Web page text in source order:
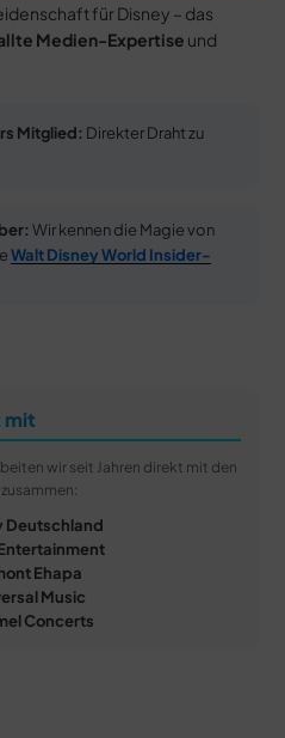
für Disney – das
Medien-Expertise und
Mitglied: Direkter Draht zu
Wir kennen die Magie von
Walt Disney World Insider-
mit
wir seit Jahren direkt mit den
Deutschland
Ehapa
Music
Concerts